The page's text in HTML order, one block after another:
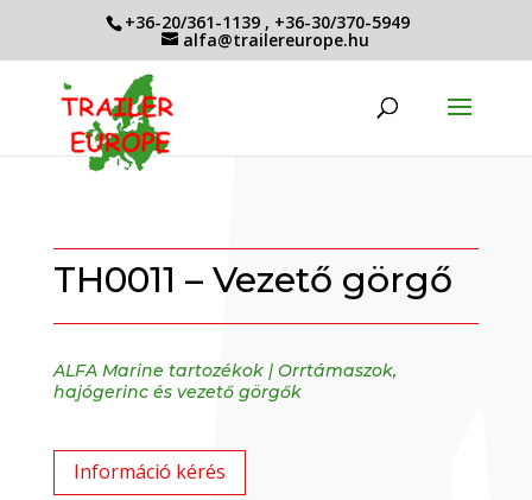
+36-20/361-1139 , +36-30/370-5949
alfa@trailereurope.hu
TH0011 – Vezető görgő
ALFA Marine tartozékok| Orrtámaszok,
hajógerinc és vezető görgők
Információ kérés